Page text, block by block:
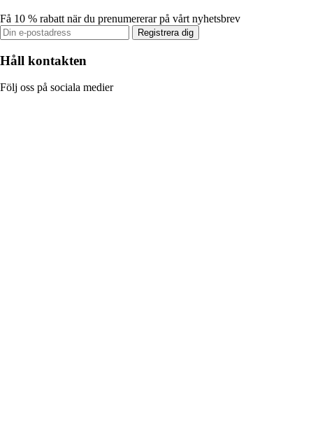
Få 10 % rabatt när du prenumererar på vårt nyhetsbrev
Registrera dig
Håll kontakten
Följ oss på sociala medier